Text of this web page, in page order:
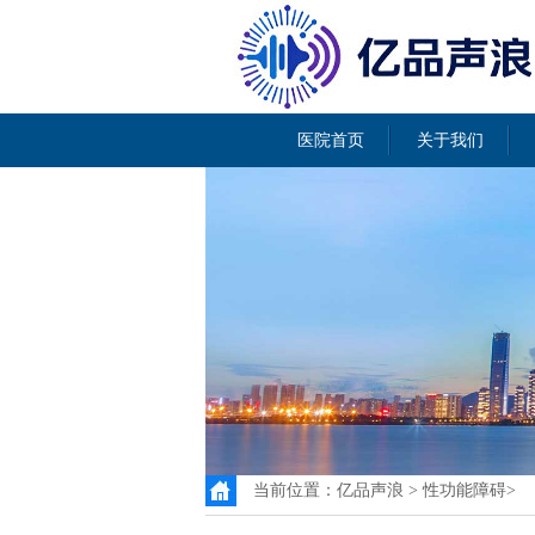
医院首页 关于我们
当前位置： 亿品声浪 >性功能障碍>